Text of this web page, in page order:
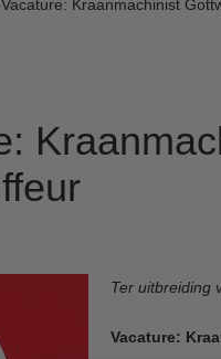
Kraanmachinist
Ter uitbreiding
Vacature: